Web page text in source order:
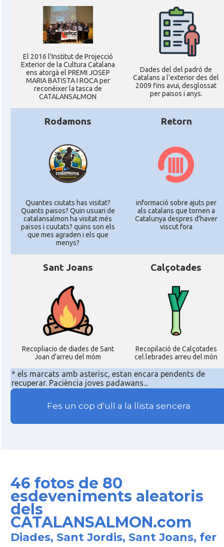
El 2016 l'Institut de Projecció
Exterior de la Cultura Catalana
ens atorgà el PREMI JOSEP
MARIA BATISTA I ROCA per
reconéixer la tasca de
CATALANSALMON
Dades del del padró de
Catalans a l'exterior des del
2009 fins avui, desglossat
per paisos i anys.
Rodamons
Quantes ciutats has visitat?
Quants paisos? Quin usuari de
catalansalmon ha visitat més
països i cuutats? quins son els
que mes agraden i els que
menys?
Retorn
informació sobre ajuts per
als catalans que tornen a
Catalunya despres d'haver
viscut fora
Sant Joans
Recopliacio de diades de Sant
Joan d'arreu del móm
Calçotades
Recopilació de Calçotades
cel.lebrades arreu del món
* els marcats amb asterisc, estan encara pendents de
recuperar. Paciència joves padawans...
Fes un cop d'ull a la llista sencera
46 fotos de 80
esdeveniments aleatoris
dels
CATALANSALMON.com
Diades, Sant Jordis, Sant Joans, fer